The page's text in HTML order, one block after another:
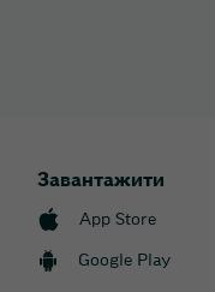
Завантажити
App Store
Google Play